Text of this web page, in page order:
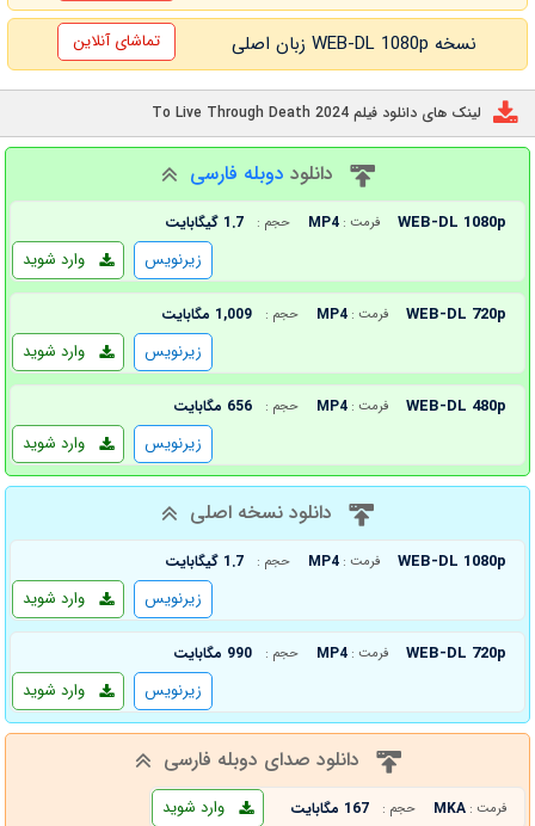
نسخه WEB-DL 1080p زبان اصلی تماشای آنلاین
لینک های دانلود فیلم To Live Through Death 2024
دانلود دوبله فارسی
WEB-DL 1080p فرمت : MP4 حجم : 1.7 گیگابایت
وارد شوید زیرنویس
WEB-DL 720p فرمت : MP4 حجم : 1,009 مگابایت
وارد شوید زیرنویس
WEB-DL 480p فرمت : MP4 حجم : 656 مگابایت
وارد شوید زیرنویس
دانلود نسخه اصلی
WEB-DL 1080p فرمت : MP4 حجم : 1.7 گیگابایت
وارد شوید زیرنویس
WEB-DL 720p فرمت : MP4 حجم : 990 مگابایت
وارد شوید زیرنویس
دانلود صدای دوبله فارسی
فرمت : MKA حجم : 167 مگابایت وارد شوید